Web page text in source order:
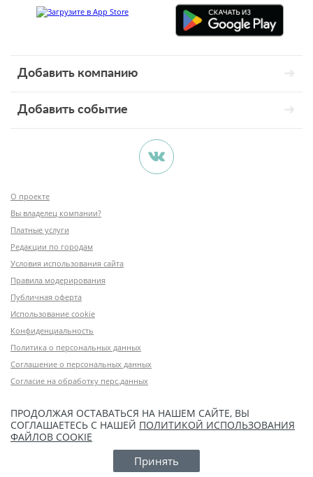
Добавить компанию
Добавить событие
О проекте
Вы владелец компании?
Платные услуги
Редакции по городам
Условия использования сайта
Правила модерирования
Публичная оферта
Использование cookie
Конфиденциальность
Политика о персональных данных
Соглашение о персональных данных
Согласие на обработку перс.данных
ПРОДОЛЖАЯ ОСТАВАТЬСЯ НА НАШЕМ САЙТЕ, ВЫ
СОГЛАШАЕТЕСЬ С НАШЕЙ ПОЛИТИКОЙ ИСПОЛЬЗОВАНИЯ
ФАЙЛОВ COOKIE
Принять